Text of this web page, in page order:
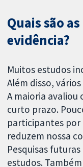
Quais são
evidência?
Muitos estudos
Além disso,
A maioria avaliou
curto prazo.
participantes por
reduzem nossa
Pesquisas
estudos.